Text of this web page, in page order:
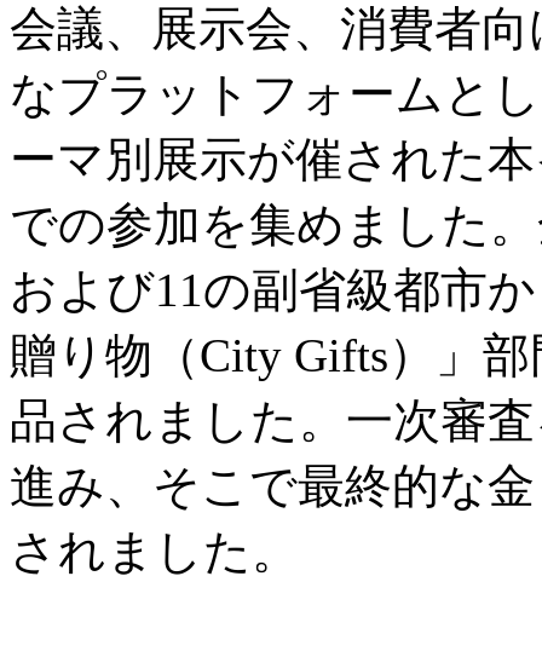
会議、展示会、消費者
なプラットフォームと
ーマ別展示が催された
での参加を集めました
および11の副省級都市
贈り物（City Gifts）」
品されました。一次審
進み、そこで最終的な
されました。